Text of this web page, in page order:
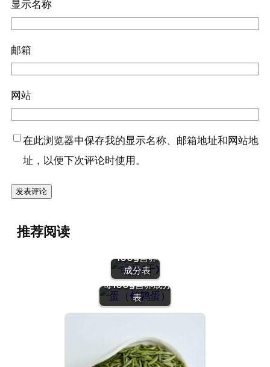
显示名称
邮箱
网站
在此浏览器中保存我的显示名称、邮箱地址和网站地
址，以便下次评论时使用。
推荐阅读
100g营养
成分表
『蛋（鹌鹑
蛋）』营养价值 |
每100g营养成分
表